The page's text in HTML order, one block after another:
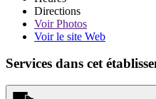
Directions
VoirPhotos
Voir le site Web
Services dans cet